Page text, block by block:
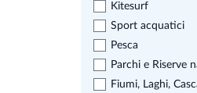
Kitesurf
Sport acquatici
Pesca
Parchi e Riserve
Fiumi, Laghi,